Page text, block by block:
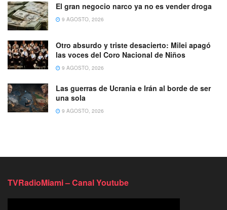
El gran negocio narco ya no es vender droga
9 AGOSTO, 2026
Otro absurdo y triste desacierto: Milei apagó
las voces del Coro Nacional de Niños
9 AGOSTO, 2026
Las guerras de Ucrania e Irán al borde de ser
una sola
9 AGOSTO, 2026
TVRadioMiami – Canal Youtube